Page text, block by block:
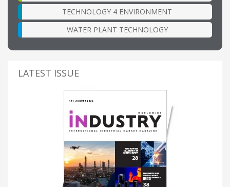
TECHNOLOGY 4 ENVIRONMENT
WATER PLANT TECHNOLOGY
LATEST ISSUE